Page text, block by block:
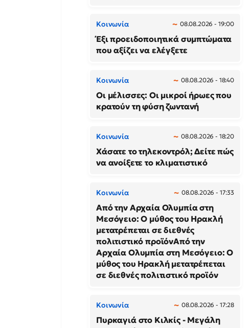
Κοινωνία 08.08.2026 - 19:00
Έξι προειδοποιητικά συμπτώματα
που αξίζει να ελέγξετε
Κοινωνία 08.08.2026 - 18:40
Οι μέλισσες: Οι μικροί ήρωες που
κρατούν τη φύση ζωντανή
Κοινωνία 08.08.2026 - 18:20
Χάσατε το τηλεκοντρόλ; Δείτε πώς
να ανοίξετε το κλιματιστικό
Κοινωνία 08.08.2026 - 17:33
Από την Αρχαία Ολυμπία στη
Μεσόγειο: Ο μύθος του Ηρακλή
μετατρέπεται σε διεθνές
πολιτιστικό προϊόνΑπό την
Αρχαία Ολυμπία στη Μεσόγειο: Ο
μύθος του Ηρακλή μετατρέπεται
σε διεθνές πολιτιστικό προϊόν
Κοινωνία 08.08.2026 - 17:28
Πυρκαγιά στο Κιλκίς - Μεγάλη